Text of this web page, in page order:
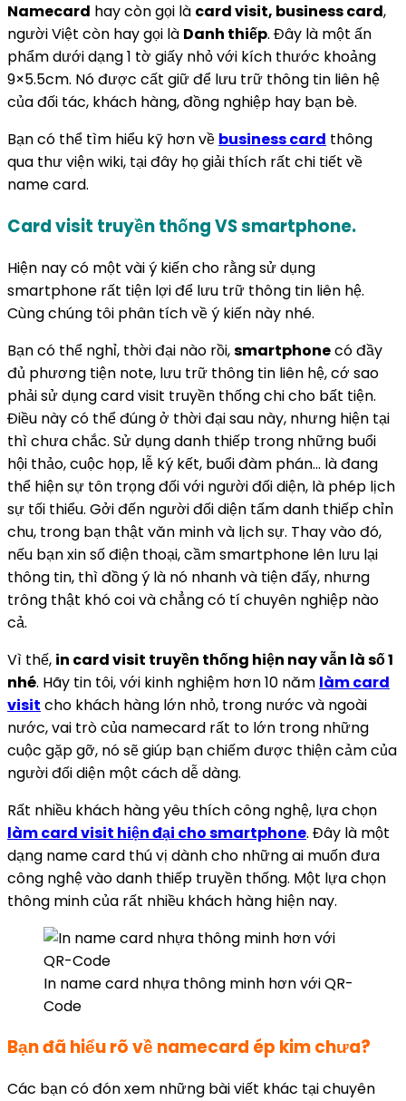
Namecard hay còn gọi là card visit, business card,
người Việt còn hay gọi là Danh thiếp. Đây là một ấn
phẩm dưới dạng 1 tờ giấy nhỏ với kích thước khoảng
9×5.5cm. Nó được cất giữ để lưu trữ thông tin liên hệ
của đối tác, khách hàng, đồng nghiệp hay bạn bè.
Bạn có thể tìm hiểu kỹ hơn về business card thông
qua thư viện wiki, tại đây họ giải thích rất chi tiết về
name card.
Card visit truyền thống VS smartphone.
Hiện nay có một vài ý kiến cho rằng sử dụng
smartphone rất tiện lợi để lưu trữ thông tin liên hệ.
Cùng chúng tôi phân tích về ý kiến này nhé.
Bạn có thể nghỉ, thời đại nào rồi,smartphonecó đầy
đủ phương tiện note, lưu trữ thông tin liên hệ, cớ sao
phải sử dụng card visit truyền thống chi cho bất tiện.
Điều này có thể đúng ở thời đại sau này, nhưng hiện tại
thì chưa chắc. Sử dụng danh thiếp trong những buổi
hội thảo, cuộc họp, lễ ký kết, buổi đàm phán… là đang
thể hiện sự tôn trọng đối với người đối diện, là phép lịch
sự tối thiểu. Gởi đến người đối diện tấm danh thiếp chỉn
chu, trong bạn thật văn minh và lịch sự. Thay vào đó,
nếu bạn xin số điện thoại, cầm smartphone lên lưu lại
thông tin, thì đồng ý là nó nhanh và tiện đấy, nhưng
trông thật khó coi và chẳng có tí chuyên nghiệp nào
cả.
Vì thế, in card visit truyền thống hiện nay vẫn là số 1
nhé. Hãy tin tôi, với kinh nghiệm hơn 10 năm làm card
visit cho khách hàng lớn nhỏ, trong nước và ngoài
nước, vai trò của namecard rất to lớn trong những
cuộc gặp gỡ, nó sẽ giúp bạn chiếm được thiện cảm của
người đối diện một cách dễ dàng.
Rất nhiều khách hàng yêu thích công nghệ, lựa chọn
làm card visit hiện đại cho smartphone. Đây là một
dạng name card thú vị dành cho những ai muốn đưa
công nghệ vào danh thiếp truyền thống. Một lựa chọn
thông minh của rất nhiều khách hàng hiện nay.
In name card nhựa thông minh hơn với QR-
Code
Bạn đã hiểu rõ về namecard ép kim chưa?
Các bạn có đón xem những bài viết khác tại chuyên